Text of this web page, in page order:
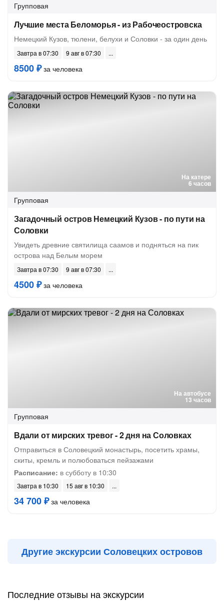
Групповая
Лучшие места Беломорья - из Рабочеостровска
Немецкий Кузов, тюлени, белухи и Соловки - за один день
Завтра в 07:30 9 авг в 07:30
8500 ₽за человека
На катере
6 часов
Групповая
Загадочный остров Немецкий Кузов - по пути на
Соловки
Увидеть древние святилища саамов и подняться на пик
острова над Белым морем
Завтра в 07:30 9 авг в 07:30
4500 ₽за человека
На автобусе
13 часов
Групповая
Вдали от мирских тревог - 2 дня на Соловках
Отправиться в Соловецкий монастырь, посетить храмы,
скиты, кремль и полюбоваться пейзажами
Расписание: в субботу в 10:30
Завтра в 10:30 15 авг в 10:30
34 700 ₽за человека
Другие экскурсии Соловецких островов
Последние отзывы на экскурсии